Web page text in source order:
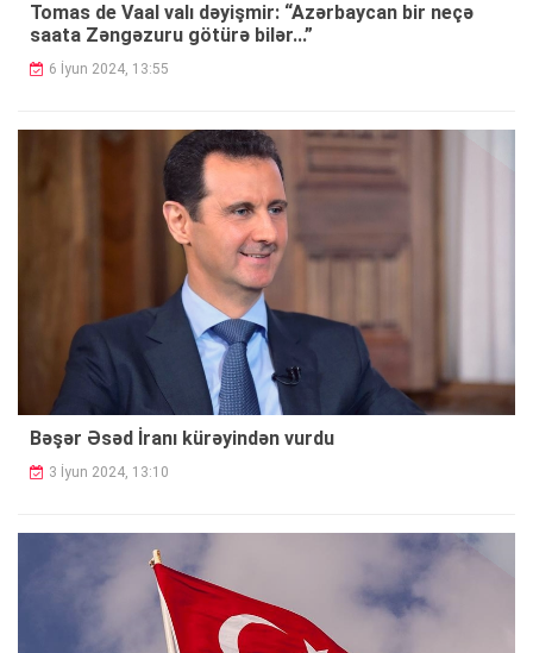
Tomas de Vaal valı dəyişmir: “Azərbaycan bir neçə
saata Zəngəzuru götürə bilər...”
6 İyun 2024, 13:55
Bəşər Əsəd İranı kürəyindən vurdu
3 İyun 2024, 13:10